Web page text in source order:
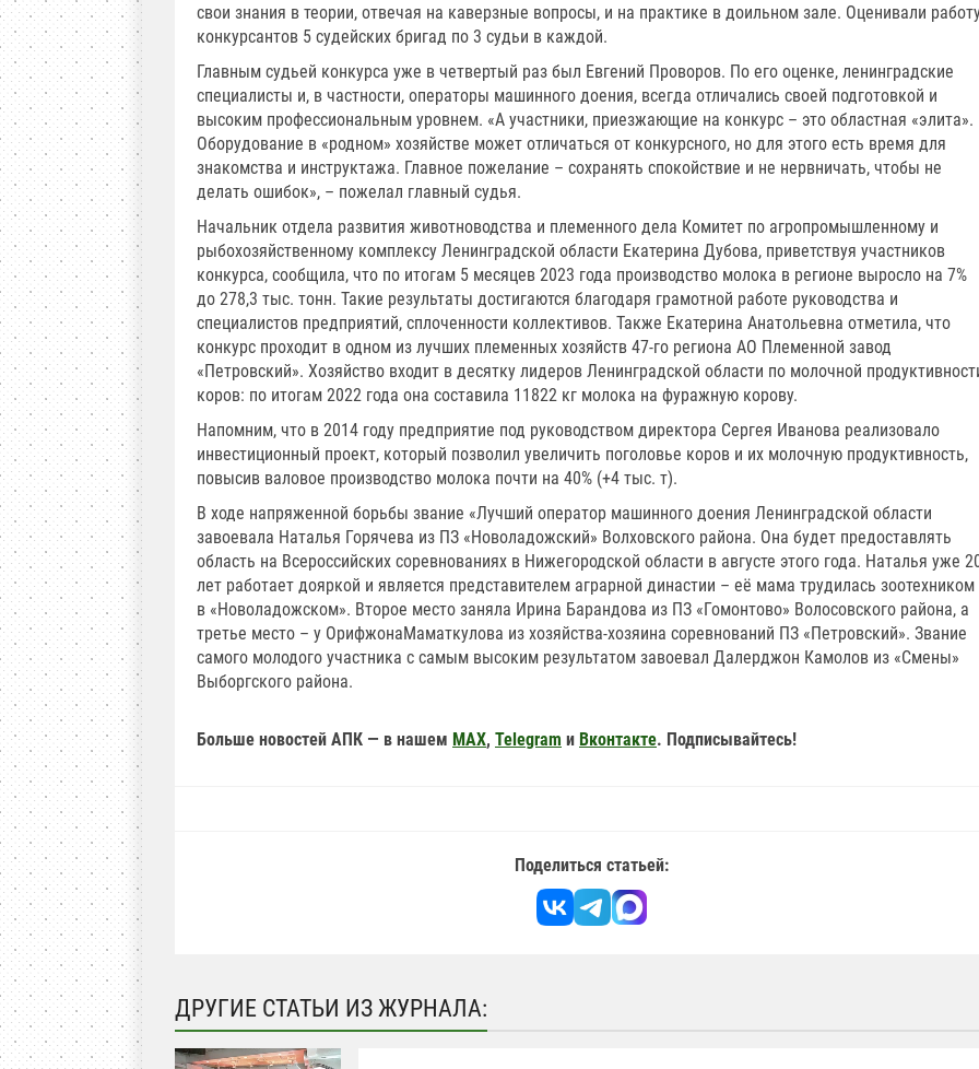
свои знания в теории, отвечая на каверзные вопросы, и на практике в доильном зале. Оценивали
конкурсантов 5 судейских бригад по 3 судьи в каждой.
Главным судьей конкурса уже в четвертый раз был Евгений Проворов. По его оценке, ленинградские
специалисты и, в частности, операторы машинного доения, всегда отличались своей подготовкой и
высоким профессиональным уровнем. «А участники, приезжающие на конкурс – это областная «элита».
Оборудование в «родном» хозяйстве может отличаться от конкурсного, но для этого есть время для
знакомства и инструктажа. Главное пожелание – сохранять спокойствие и не нервничать, чтобы не
делать ошибок», – пожелал главный судья.
Начальник отдела развития животноводства и племенного дела Комитет по агропромышленному и
рыбохозяйственному комплексу Ленинградской области Екатерина Дубова, приветствуя участников
конкурса, сообщила, что по итогам 5 месяцев 2023 года производство молока в регионе выросло на 7%
до 278,3 тыс. тонн. Такие результаты достигаются благодаря грамотной работе руководства и
специалистов предприятий, сплоченности коллективов. Также Екатерина Анатольевна отметила, что
конкурс проходит в одном из лучших племенных хозяйств 47-го региона АО Племенной завод
«Петровский». Хозяйство входит в десятку лидеров Ленинградской области по молочной
коров: по итогам 2022 года она составила 11822 кг молока на фуражную корову.
Напомним, что в 2014 году предприятие под руководством директора Сергея Иванова реализовало
инвестиционный проект, который позволил увеличить поголовье коров и их молочную продуктивность,
повысив валовое производство молока почти на 40% (+4 тыс. т).
В ходе напряженной борьбы звание «Лучший оператор машинного доения Ленинградской области
завоевала Наталья Горячева из ПЗ «Новоладожский» Волховского района. Она будет предоставлять
область на Всероссийских соревнованиях в Нижегородской области в августе этого года. Наталья уже
лет работает дояркой и является представителем аграрной династии – её мама трудилась зоотехником
в «Новоладожском». Второе место заняла Ирина Барандова из ПЗ «Гомонтово» Волосовского района, а
третье место – у ОрифжонаМаматкулова из хозяйства-хозяина соревнований ПЗ «Петровский». Звание
самого молодого участника с самым высоким результатом завоевал Далерджон Камолов из «Смены»
Выборгского района.
Больше новостей АПК — в нашем MAX, Telegram и Вконтакте. Подписывайтесь!
Поделиться статьей:
ДРУГИЕ СТАТЬИ ИЗ ЖУРНАЛА: